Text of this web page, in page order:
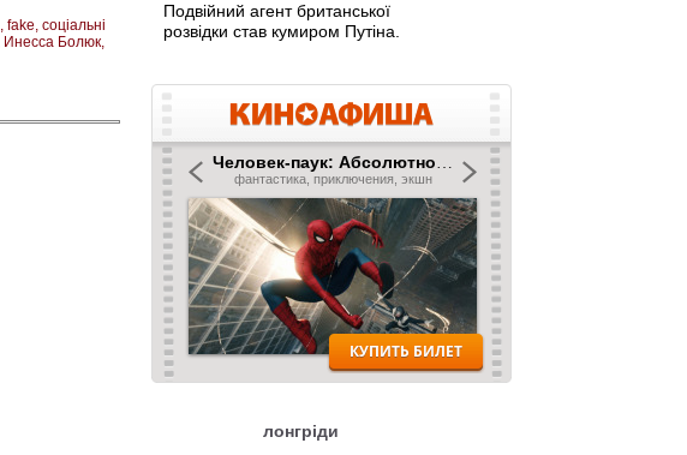
fake соціальні
Инесса Болюк
Подвійний агент британської
розвідки став кумиром Путіна.
лонгріди